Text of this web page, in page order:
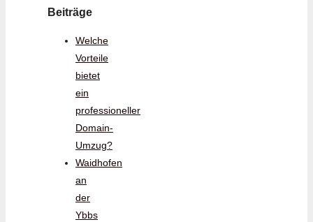
Beiträge
Welche
Vorteile
bietet
ein
professioneller
Domain-
Umzug?
Waidhofen
an
der
Ybbs